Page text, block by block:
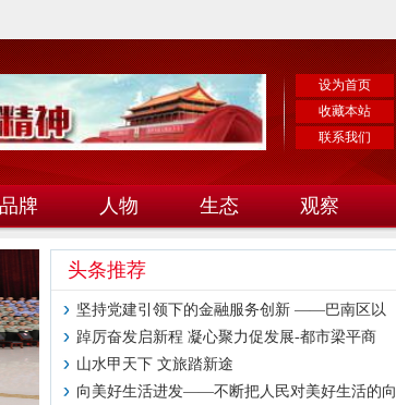
设为首页
收藏本站
联系我们
品牌 人物 生态
观察
头条推荐
坚持党建引领下的金融服务创新 ——巴南区以
踔厉奋发启新程 凝心聚力促发展-都市梁平商
山水甲天下 文旅踏新途
向美好生活进发——不断把人民对美好生活的向